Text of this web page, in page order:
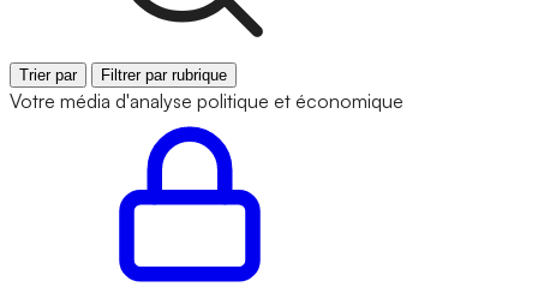
Trier par Filtrer par rubrique
Votre média d'analyse politique et économique